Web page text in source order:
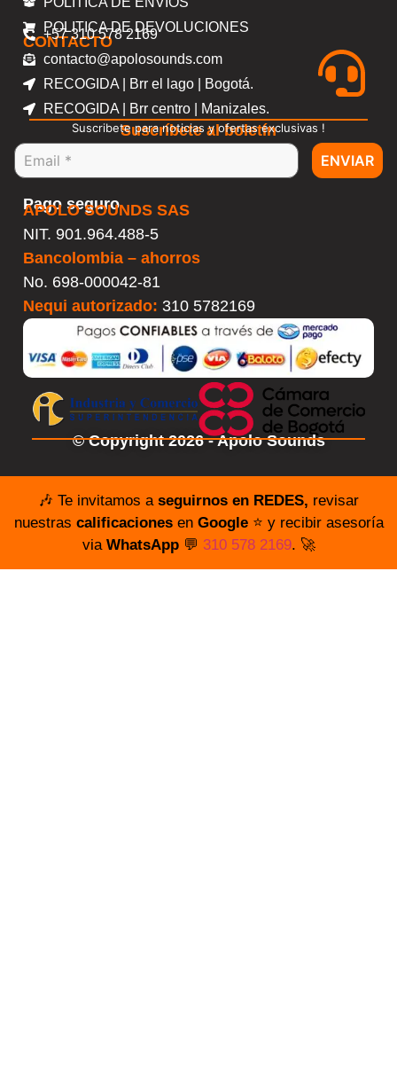
POLITICA DE DEVOLUCIONES
CONTACTO
+57 310 578 2169
contacto@apolosounds.com
RECOGIDA | Brr el lago | Bogotá.
RECOGIDA | Brr centro | Manizales.
Suscríbete al boletín
Suscribete para noticias y ofertas exclusivas !
ENVIAR
Pago seguro
APOLO SOUNDS SAS
NIT. 901.964.488-5
Bancolombia – ahorros
No. 698-000042-81
Nequi autorizado: 310 5782169
© Copyright 2026 - Apolo Sounds
🎶 Te invitamos a seguirnos en REDES, revisar
nuestras calificacionesen Google⭐️ y recibir asesoría
via WhatsApp💬 310 578 2169. 🚀